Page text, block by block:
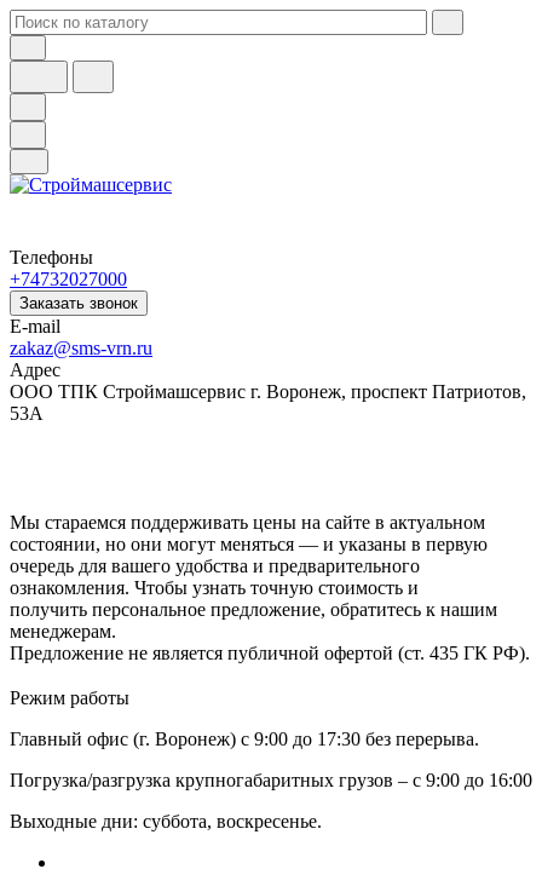
Телефоны
+74732027000
Заказать звонок
E-mail
zakaz@sms-vrn.ru
Адрес
ООО ТПК Строймашсервис г. Воронеж, проспект Патриотов,
53А
Мы стараемся поддерживать цены на сайте в актуальном
состоянии, но они могут меняться — и указаны в первую
очередь для вашего удобства и предварительного
ознакомления. Чтобы узнать точную стоимость и
получить персональное предложение, обратитесь к нашим
менеджерам.
Предложение не является публичной офертой (ст. 435 ГК РФ).
Режим работы
Главный офис (г. Воронеж) с 9:00 до 17:30 без перерыва.
Погрузка/разгрузка крупногабаритных грузов – с 9:00 до 16:00
Выходные дни: суббота, воскресенье.